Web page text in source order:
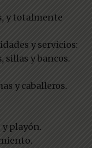
y totalmente
y servicios:
sillas y bancos.
y caballeros.
playón.